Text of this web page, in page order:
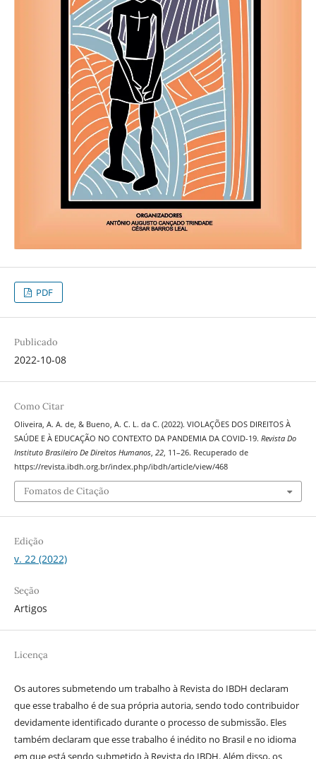
PDF
Publicado
2022-10-08
Como Citar
Oliveira, A. A. de, & Bueno, A. C. L. da C. (2022). VIOLAÇÕES DOS DIREITOS À
SAÚDE E À EDUCAÇÃO NO CONTEXTO DA PANDEMIA DA COVID-19. Revista Do
Instituto Brasileiro De Direitos Humanos, 22, 11–26. Recuperado de
https://revista.ibdh.org.br/index.php/ibdh/article/view/468
Fomatos de Citação
Edição
v. 22 (2022)
Seção
Artigos
Licença
Os autores submetendo um trabalho à Revista do IBDH declaram
que esse trabalho é de sua própria autoria, sendo todo contribuidor
devidamente identificado durante o processo de submissão. Eles
também declaram que esse trabalho é inédito no Brasil e no idioma